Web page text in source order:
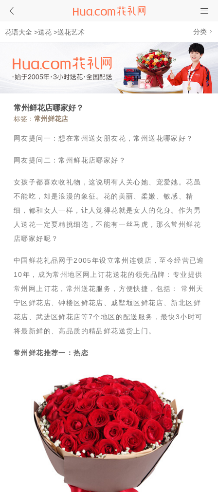
花语大全 >送花 >送花艺术 分类
常州鲜花店哪家好？
标签： 常州鲜花店
网友提问一：想在常州送女朋友花，常州送花哪家好？
网友提问二：常州鲜花店哪家好？
女孩子都喜欢收礼物，这说明有人关心她、宠爱她。花虽
不能吃，却是浪漫的象征。花的美丽、柔嫩、敏感、精
细，都和女人一样，让人觉得花就是女人的化身。作为男
人送花一定要精挑细选，不能有一丝马虎，那么常州鲜花
店哪家好呢？
中国鲜花礼品网于2005年设立常州连锁店，至今经营已逾
10年，成为常州地区网上订花送花的领先品牌：专业提供
常州网上订花，常州送花服务，方便快捷，包括： 常州天
宁区鲜花店、钟楼区鲜花店、戚墅堰区鲜花店、新北区鲜
花店、武进区鲜花店等7个地区的配送服务，最快3小时可
将最新鲜的、高品质的精品鲜花送货上门。
常州鲜花推荐一：热恋